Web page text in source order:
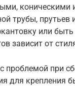
трубы,
или
зависит от
проблемой при
для